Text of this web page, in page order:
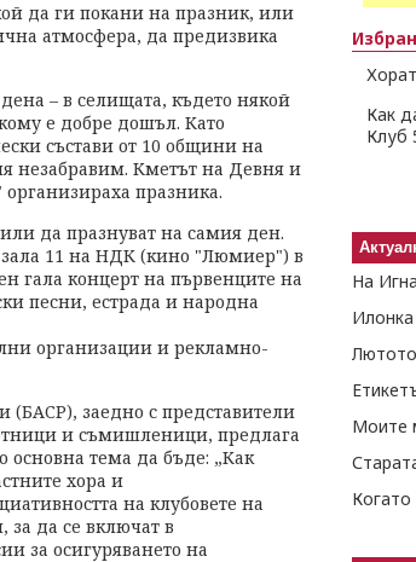
да ги покани на празник, или
атмосфера, да предизвика
– в селищата, където някой
е добре дошъл. Като
състави от 10 общини на
незабравим. Кметът на Девня и
празника.
да празнуват на самия ден.
зала 11 на НДК (кино "Люмиер") в
гала концерт на първенците на
песни, естрада и народна
организации и рекламно-
(БАСР), заедно с представители
и съмишленици, предлага
основна тема да бъде: „Как
хора и
на клубовете на
за да се включат в
за осигуряването на
Как
Клуб
На
Илонка
Моите